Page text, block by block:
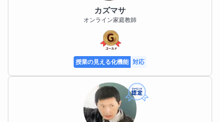
夜間のトレーニングがメインですが、これに加えて朝
起きてすぐの軽めのメニューも毎日こなしています。
・腹筋運動
ウェイトトレーニングは主にダンベルを使用し、メニ
各科目、月額コースの掲載となっておりますが、回数
指定の単発コースをご希望であれば専用コースを作成
いたします。テスト前や受験前、５週目などの授業回
の曜日や時間帯の固定が難しい場合のイレギュラーな
予約対応も可能です。
ご希望であれば1回60分ではなく90分や120分での設
カズマサ
オンライン家庭教師
授業の見える化機能 対応